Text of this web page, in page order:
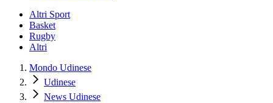
Altri Sport
Basket
Rugby
Altri
Mondo Udinese
Udinese
News Udinese